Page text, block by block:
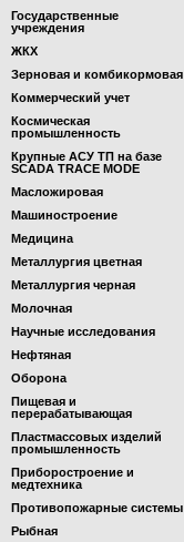
Государственные
учреждения
ЖКХ
Зерновая и комбикормовая
Коммерческий учет
Космическая
промышленность
Крупные АСУ ТП на базе
SCADA TRACE MODE
Масложировая
Машиностроение
Медицина
Металлургия цветная
Металлургия черная
Молочная
Научные исследования
Нефтяная
Оборона
Пищевая и
перерабатывающая
Пластмассовых изделий
промышленность
Приборостроение и
медтехника
Противопожарные системы
Рыбная